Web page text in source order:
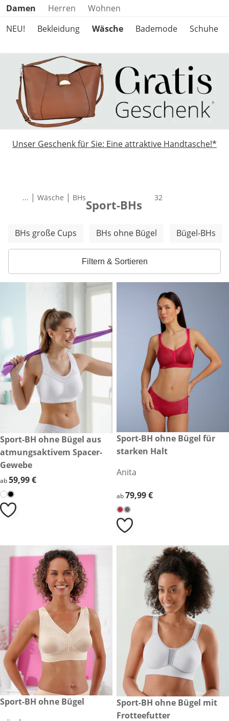
Produktkategorien überspringen
Damen Herren
Wohnen
NEU!
Bekleidung Wäsche Bademode Schuhe
Unser Geschenk für Sie: Eine attraktive Handtasche!*
... | Wäsche | BHsSport-BHs Total number of
32
Weitere Kategorien überspringen
BHs große Cups BHs ohne Bügel Bügel-BHs
Filtern & Sortieren
59,99 €
Sport-BH ohne Bügel aus
atmungsaktivem Spacer-
Gewebe
59,99 €
ab59,99 €
79,99 €
Sport-BH ohne Bügel für
starken Halt
Anita
79,99 €
ab79,99 €
29,99 €
Sport-BH ohne Bügel
29,99 €
Sport-BH ohne Bügel mit
Frotteefutter